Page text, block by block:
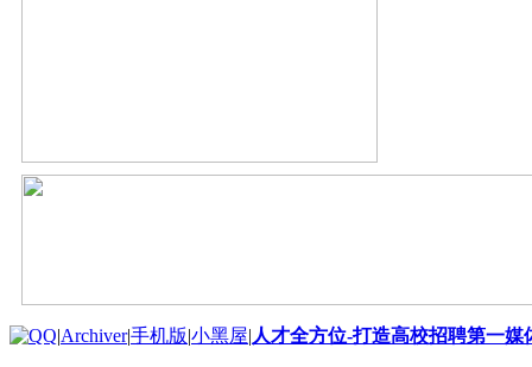
|Archiver|手机版|小黑屋| 人才全方位-打造高校招聘第一媒